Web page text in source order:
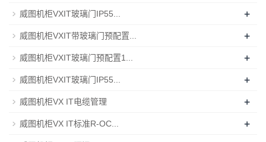
威图机柜VXIT玻璃门IP55... +
威图机柜VXIT带玻璃门预配置... +
威图机柜VXIT玻璃门预配置1... +
威图机柜VXIT玻璃门IP55... +
威图机柜VX IT电缆管理 +
威图机柜VX IT标准R-OC... +